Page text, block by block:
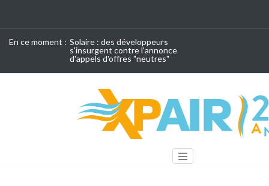
En ce moment : Solaire : des développeurs
s'insurgent contre l'annonce
d'appels d'offres "neutres"